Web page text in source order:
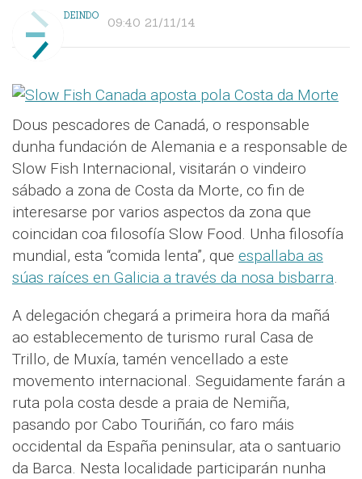
DEINDO 09:40 21/11/14
Dous pescadores de Canadá, o responsable
dunha fundación de Alemania e a responsable de
Slow Fish Internacional, visitarán o vindeiro
sábado a zona de Costa da Morte, co fin de
interesarse por varios aspectos da zona que
coincidan coa filosofía Slow Food. Unha filosofía
mundial, esta “comida lenta”, que espallaba as
súas raíces en Galicia a través da nosa bisbarra.
A delegación chegará a primeira hora da mañá
ao establecemento de turismo rural Casa de
Trillo, de Muxía, tamén vencellado a este
movemento internacional. Seguidamente farán a
ruta pola costa desde a praia de Nemiña,
pasando por Cabo Touriñán, co faro máis
occidental da España peninsular, ata o santuario
da Barca. Nesta localidade participarán nunha